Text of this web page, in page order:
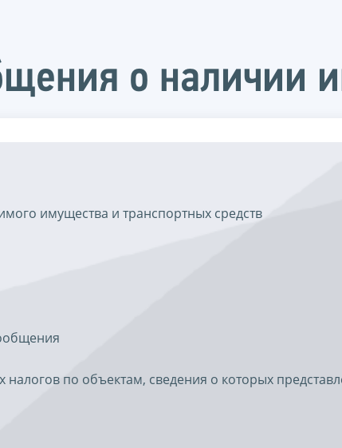
о наличии
имущества и транспортных средств
по объектам, сведения о которых